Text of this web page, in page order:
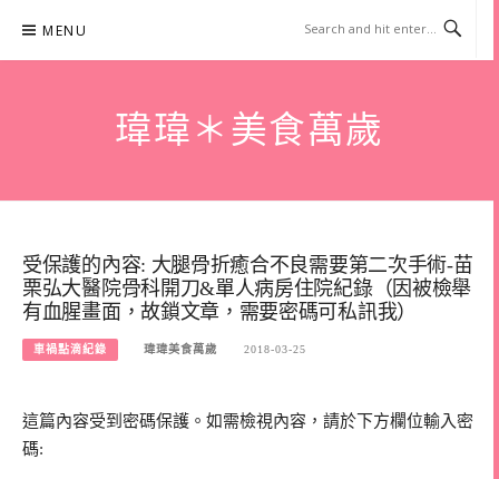
content
MENU
瑋瑋＊美食萬歲
受保護的內容: 大腿骨折癒合不良需要第二次手術-苗
栗弘大醫院骨科開刀&單人病房住院紀錄（因被檢舉
有血腥畫面，故鎖文章，需要密碼可私訊我）
車禍點滴紀錄 瑋瑋美食萬歲 2018-03-25
這篇內容受到密碼保護。如需檢視內容，請於下方欄位輸入密
碼: